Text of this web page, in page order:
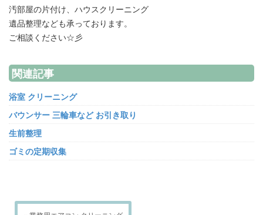
汚部屋の片付け、ハウスクリーニング
遺品整理なども承っております。
ご相談ください☆彡
関連記事
浴室 クリーニング
バウンサー 三輪車など お引き取り
生前整理
ゴミの定期収集